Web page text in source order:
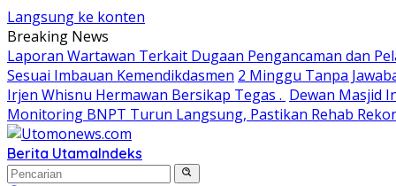
Langsung ke konten
Breaking News
Laporan Wartawan Terkait Dugaan Pengancaman dan
Sesuai Imbauan Kemendikdasmen 2 Minggu Tanpa
Irjen Whisnu Hermawan Bersikap Tegas . Dewan Masjid
Monitoring BNPT Turun Langsung, Pastikan Rehab
Berita UtamaIndeks